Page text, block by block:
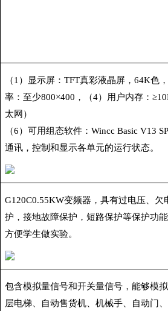
（1）显示屏：TFT真彩液晶屏，64K色
率：至少800×400，（4）用户内存：
太网）
（6）可用组态软件：Wincc Basic V13
通讯，控制和显示各单元的运行状态。
G120C0.55KW变频器，具有过电压、欠
护，接地故障保护，短路保护等保护功
方便学生做实验。
包含模拟量信号和开关量信号，能够模
层电梯、自动售货机、机械手、自动门